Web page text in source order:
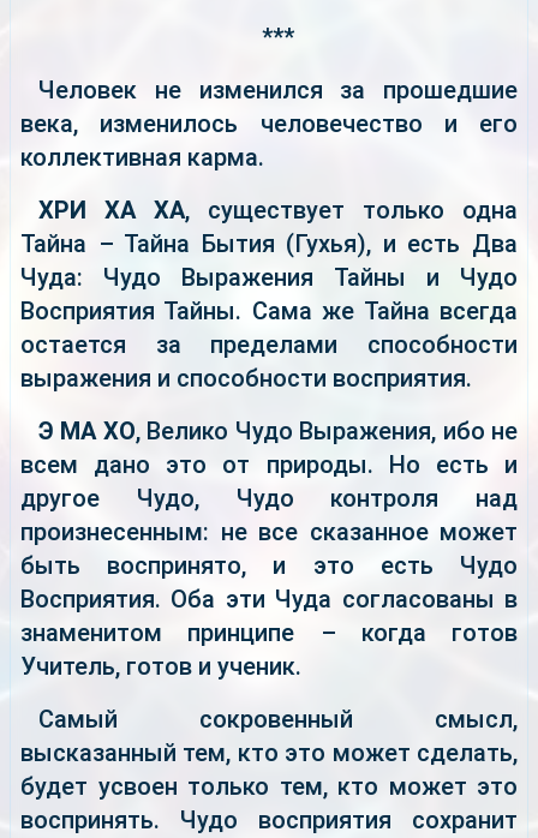
***
Человек не изменился за прошедшие
века, изменилось человечество и его
коллективная карма.
ХРИ ХА ХА, существует только одна
Тайна – Тайна Бытия (Гухья), и есть Два
Чуда: Чудо Выражения Тайны и Чудо
Восприятия Тайны. Сама же Тайна всегда
остается за пределами способности
выражения и способности восприятия.
Э МА ХО, Велико Чудо Выражения, ибо не
всем дано это от природы. Но есть и
другое Чудо, Чудо контроля над
произнесенным: не все сказанное может
быть воспринято, и это есть Чудо
Восприятия. Оба эти Чуда согласованы в
знаменитом принципе – когда готов
Учитель, готов и ученик.
Самый сокровенный смысл,
высказанный тем, кто это может сделать,
будет усвоен только тем, кто может это
воспринять. Чудо восприятия сохранит